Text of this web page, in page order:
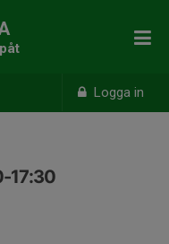
Logga in
17:30